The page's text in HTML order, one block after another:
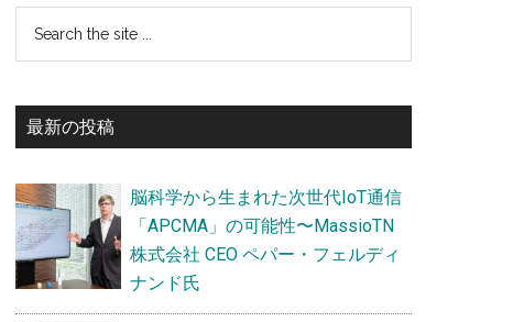
最
初
の
サ
イ
ド
バ
ー
...
最新の投稿
脳科学から生まれた次世代IoT通信
「APCMA」の可能性〜MassioTN
株式会社 CEO ペパー・フェルディ
ナンド氏